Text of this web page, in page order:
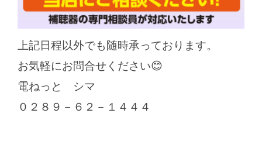
上記日程以外でも随時承っております。
お気軽にお問合せください😊
電ねっと シマ
０２８９－６２－１４４４